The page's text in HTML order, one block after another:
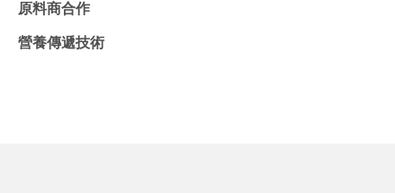
原料商合作
營養傳遞技術